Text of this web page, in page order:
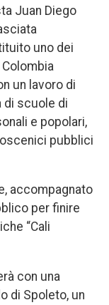
Juan Diego
uno dei
un lavoro di
di scuole di
e popolari,
pubblici
accompagnato
per finire
“Cali
con una
di Spoleto, un